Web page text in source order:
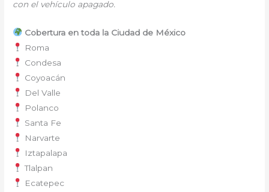
con el vehículo apagado.
Cobertura en toda la Ciudad de México
Roma
Condesa
Coyoacán
Del Valle
Polanco
Santa Fe
Narvarte
Iztapalapa
Tlalpan
Ecatepec